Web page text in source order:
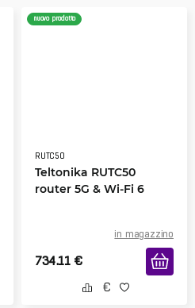
nuovo prodotto
RUTC50
Teltonika RUTC50
router 5G & Wi-Fi 6
in magazzino
734.11 €